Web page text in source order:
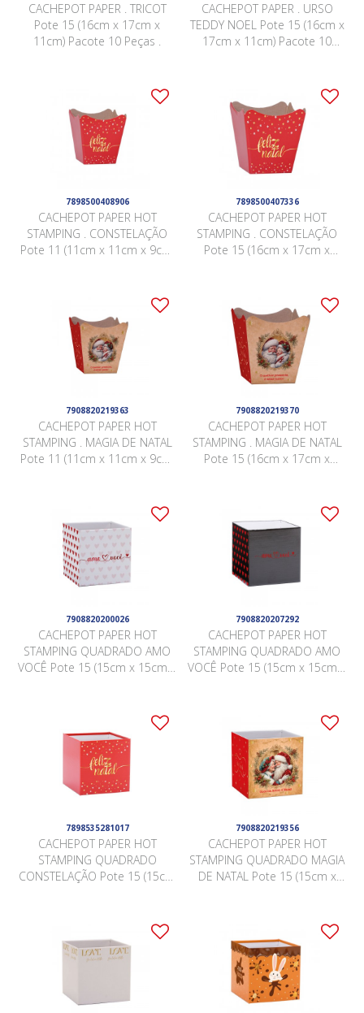
CACHEPOT PAPER . TRICOT
Pote 15 (16cm x 17cm x
11cm) Pacote 10 Peças .
CACHEPOT PAPER . URSO
TEDDY NOEL Pote 15 (16cm x
17cm x 11cm) Pacote 10
7898500408906
CACHEPOT PAPER HOT
STAMPING . CONSTELAÇÃO
Pote 11 (11cm x 11cm x 9cm)
7898500407336
CACHEPOT PAPER HOT
STAMPING . CONSTELAÇÃO
Pote 15 (16cm x 17cm x
7908820219363
CACHEPOT PAPER HOT
STAMPING . MAGIA DE NATAL
Pote 11 (11cm x 11cm x 9cm)
7908820219370
CACHEPOT PAPER HOT
STAMPING . MAGIA DE NATAL
Pote 15 (16cm x 17cm x
7908820200026
CACHEPOT PAPER HOT
STAMPING QUADRADO AMO
VOCÊ Pote 15 (15cm x 15cm x
7908820207292
CACHEPOT PAPER HOT
STAMPING QUADRADO AMO
VOCÊ Pote 15 (15cm x 15cm x
7898535281017
CACHEPOT PAPER HOT
STAMPING QUADRADO
CONSTELAÇÃO Pote 15 (15cm
7908820219356
CACHEPOT PAPER HOT
STAMPING QUADRADO MAGIA
DE NATAL Pote 15 (15cm x